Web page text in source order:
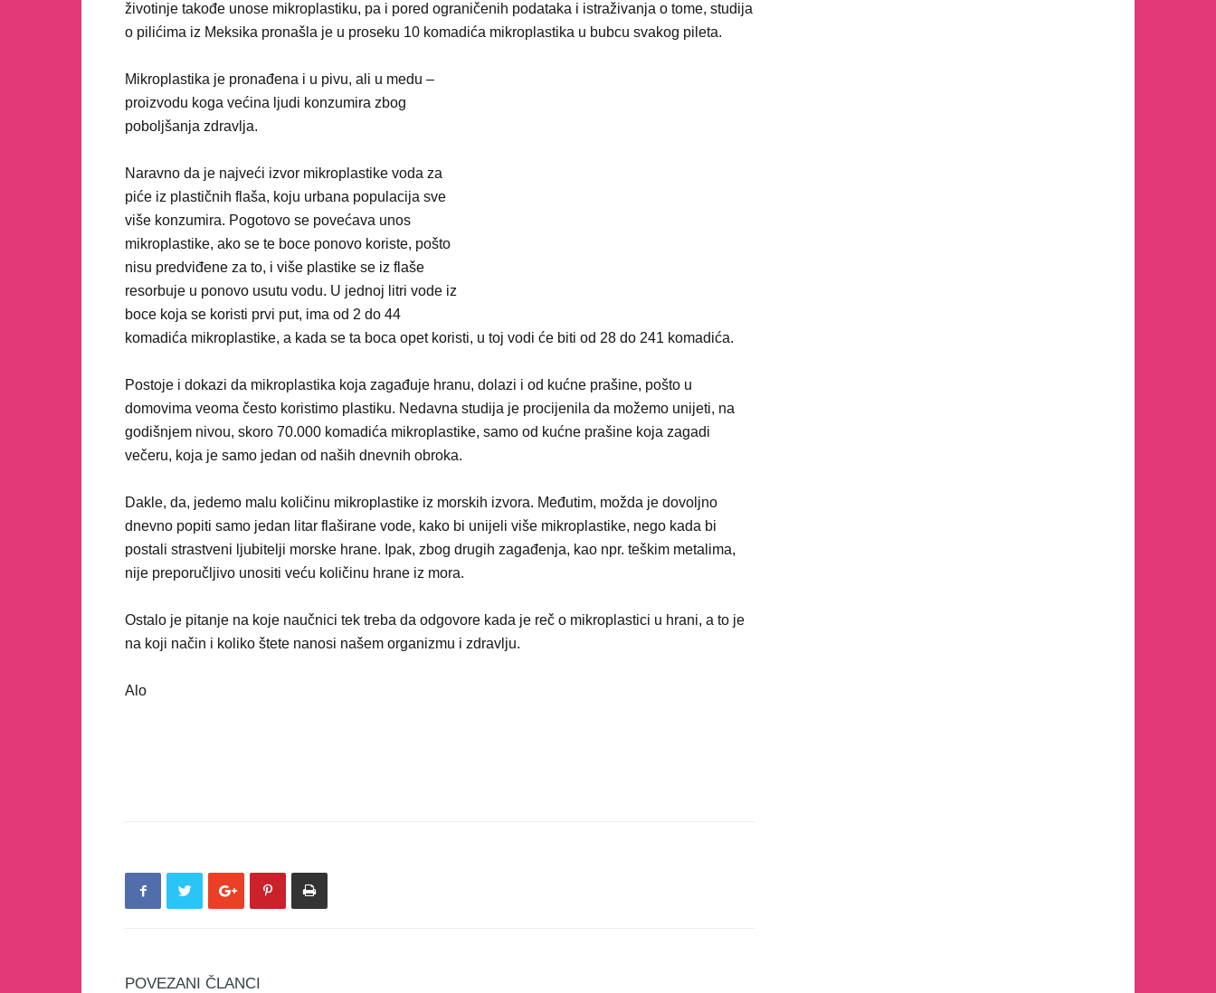
životinje takođe unose mikroplastiku, pa i pored ograničenih podataka i istraživanja o tome, studija
o pilićima iz Meksika pronašla je u proseku 10 komadića mikroplastika u bubcu svakog pileta.
Mikroplastika je pronađena i u pivu, ali u medu –
proizvodu koga većina ljudi konzumira zbog
poboljšanja zdravlja.
Naravno da je najveći izvor mikroplastike voda za
piće iz plastičnih flaša, koju urbana populacija sve
više konzumira. Pogotovo se povećava unos
mikroplastike, ako se te boce ponovo koriste, pošto
nisu predviđene za to, i više plastike se iz flaše
resorbuje u ponovo usutu vodu. U jednoj litri vode iz
boce koja se koristi prvi put, ima od 2 do 44
komadića mikroplastike, a kada se ta boca opet koristi, u toj vodi će biti od 28 do 241 komadića.
Postoje i dokazi da mikroplastika koja zagađuje hranu, dolazi i od kućne prašine, pošto u
domovima veoma često koristimo plastiku. Nedavna studija je procijenila da možemo unijeti, na
godišnjem nivou, skoro 70.000 komadića mikroplastike, samo od kućne prašine koja zagadi
večeru, koja je samo jedan od naših dnevnih obroka.
Dakle, da, jedemo malu količinu mikroplastike iz morskih izvora. Međutim, možda je dovoljno
dnevno popiti samo jedan litar flaširane vode, kako bi unijeli više mikroplastike, nego kada bi
postali strastveni ljubitelji morske hrane. Ipak, zbog drugih zagađenja, kao npr. teškim metalima,
nije preporučljivo unositi veću količinu hrane iz mora.
Ostalo je pitanje na koje naučnici tek treba da odgovore kada je reč o mikroplastici u hrani, a to je
na koji način i koliko štete nanosi našem organizmu i zdravlju.
Alo
POVEZANI ČLANCI